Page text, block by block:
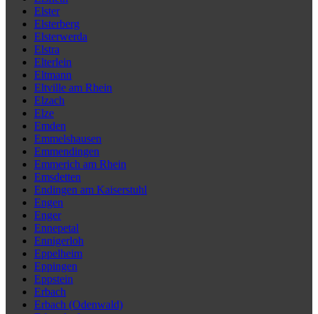
Elster
Elsterberg
Elsterwerda
Elstra
Elterlein
Eltmann
Eltville am Rhein
Elzach
Elze
Emden
Emmelshausen
Emmendingen
Emmerich am Rhein
Emsdetten
Endingen am Kaiserstuhl
Engen
Enger
Ennepetal
Ennigerloh
Eppelheim
Eppingen
Eppstein
Erbach
Erbach (Odenwald)